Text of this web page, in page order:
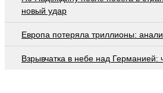
новый удар
Европа потеряла триллионы:
Взрывчатка в небе над Германией: